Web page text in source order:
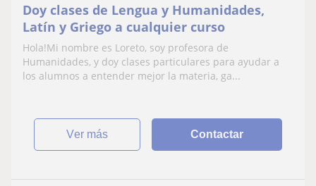
Doy clases de Lengua y Humanidades,
Latín y Griego a cualquier curso
Hola!Mi nombre es Loreto, soy profesora de
Humanidades, y doy clases particulares para ayudar a
los alumnos a entender mejor la materia, ga...
ver más Contactar